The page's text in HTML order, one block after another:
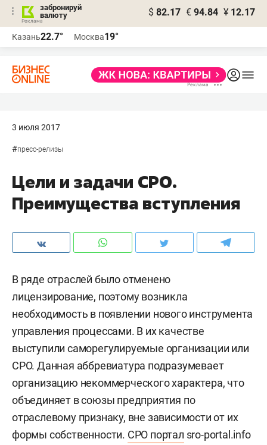
забронируй
валюту
$ 82.17 € 94.84 ¥ 12.17
Казань22.7° Москва19°
3 июля 2017
#пресс-релизы
Цели и задачи СРО.
Преимущества вступления
В ряде отраслей было отменено
лицензирование, поэтому возникла
необходимость в появлении нового инструмента
управления процессами. В их качестве
выступили саморегулируемые организации или
СРО. Данная аббревиатура подразумевает
организацию некоммерческого характера, что
объединяет в союзы предприятия по
отраслевому признаку, вне зависимости от их
формы собственности. СРО портал sro-portal.info